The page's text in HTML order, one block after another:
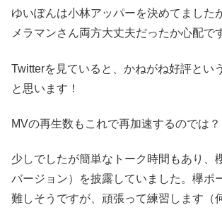
ゆいぽんは小林アッパーを決めてました
メラマンさん両方大丈夫だったか心配で
Twitterを見ていると、かねがね好評とい
と思います！
MVの再生数もこれで再加速するのでは？
少しでしたが簡単なトーク時間もあり、
バージョン）を披露していました。欅ポ
難しそうですが、頑張って練習します（